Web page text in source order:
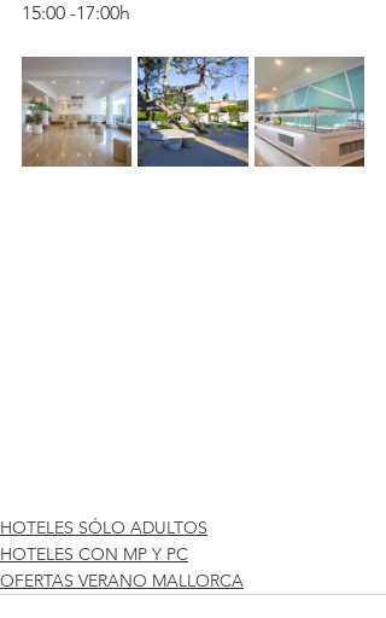
15:00 -17:00h
HOTELES SÓLO ADULTOS
HOTELES CON MP Y PC
OFERTAS VERANO MALLORCA